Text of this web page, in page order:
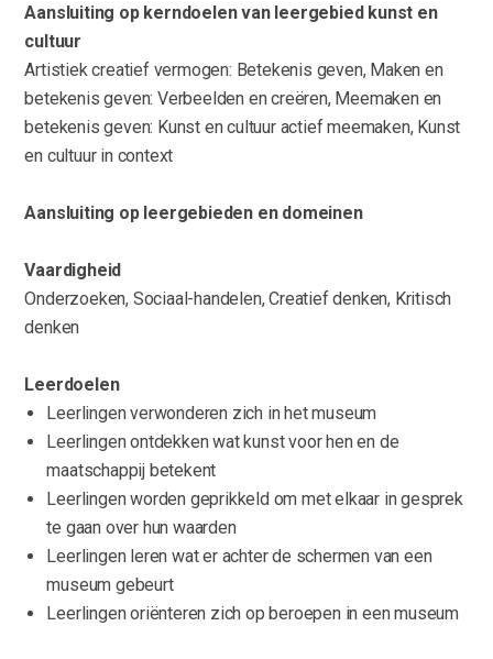
Aansluiting op kerndoelen van leergebied kunst en
cultuur
Artistiek creatief vermogen: Betekenis geven, Maken en
betekenis geven: Verbeelden en creëren, Meemaken en
betekenis geven: Kunst en cultuur actief meemaken, Kunst
en cultuur in context
Aansluiting op leergebieden en domeinen
Vaardigheid
Onderzoeken, Sociaal-handelen, Creatief denken, Kritisch
denken
Leerdoelen
Leerlingen verwonderen zich in het museum
Leerlingen ontdekken wat kunst voor hen en de
maatschappij betekent
Leerlingen worden geprikkeld om met elkaar in gesprek
te gaan over hun waarden
Leerlingen leren wat er achter de schermen van een
museum gebeurt
Leerlingen oriënteren zich op beroepen in een museum